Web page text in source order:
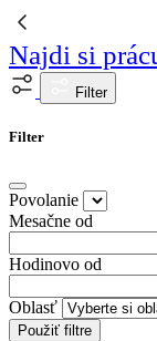
Najdi si
Filter
Filter
Povolanie
Mesačne od
Hodinovo od
Oblasť
Použiť filtre